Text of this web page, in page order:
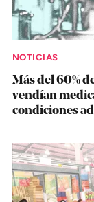
NOTICIAS
Más del 60%
vendían
condiciones